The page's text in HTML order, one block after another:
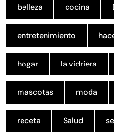
belleza cocina
entretenimiento
hogar la vidriera
mascotas moda
receta Salud